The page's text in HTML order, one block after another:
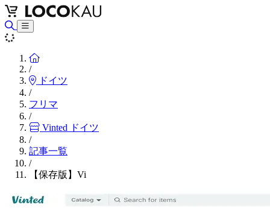
Home
/
ドイツ
/
フリマ
/
Vinted ドイツ
/
記事一覧
/
【保存版】Vi